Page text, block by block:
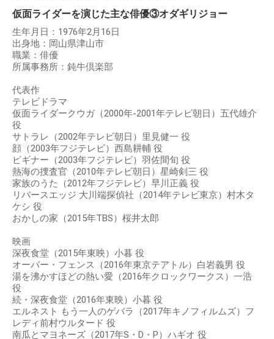
仮面ライダーを演じた主な俳優③オダギリジョー
生年月日：1976年2月16日
出身地：岡山県津山市
職業：俳優
所属事務所：鈍牛倶楽部
代表作
テレビドラマ
仮面ライダークウガ（2000年-2001年テレビ朝日）五代雄介
役
サトラレ（2002年テレビ朝日）里見健一 役
顔（2003年フジテレビ）西島耕輔 役
ビギナー（2003年フジテレビ）羽佐間旬 役
熱海の捜査官（2010年テレビ朝日）星崎剣三 役
家族のうた（2012年フジテレビ）早川正義 役
リバースエッジ 大川端探偵社（2014年テレビ東京）村木タ
ケシ 役
おかしの家（2015年TBS）桜井太郎
映画
深夜食堂（2015年東映）小暮 役
オーバー・フェンス（2016年東京テアトル）白岩義男 役
湯を沸かすほどの熱い愛（2016年クロックワークス）一浩
役
続・深夜食堂（2016年東映）小暮 役
エルネスト もう一人のゲバラ（2017年キノフィルムズ）フ
レディ前村ウルタード 役
南瓜とマヨネーズ（2017年S・D・P）ハギオ 役